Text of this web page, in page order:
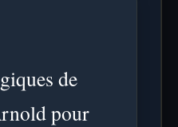
de
pour